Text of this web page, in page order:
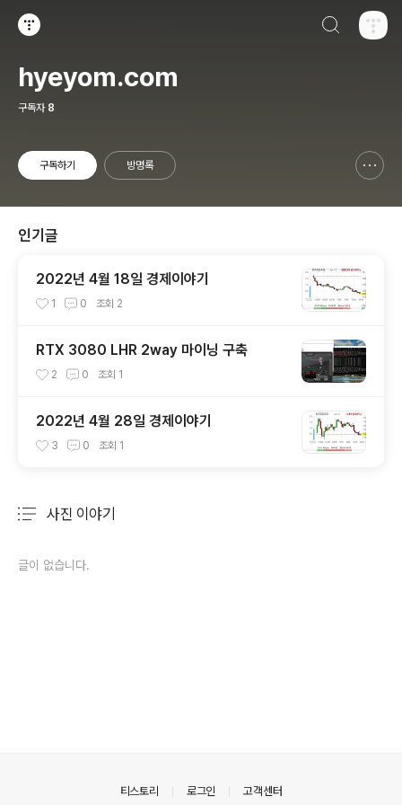
hyeyom.com
구독자 8
구독하기 방명록
인기글
2022년 4월 18일 경제이야기
1 0 조회 2
RTX 3080 LHR 2way 마이닝 구축
2 0 조회 1
2022년 4월 28일 경제이야기
3 0 조회 1
사진 이야기
글이 없습니다.
티스토리 로그인 고객센터